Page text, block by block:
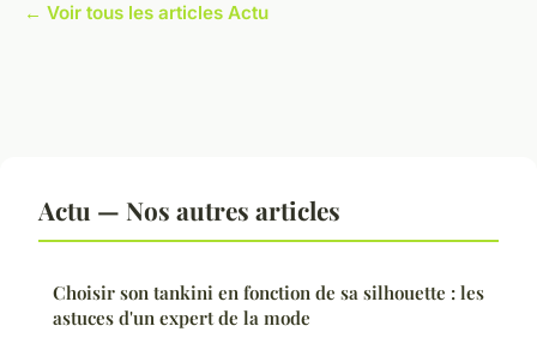
← Voir tous les articles Actu
Actu — Nos autres articles
Choisir son tankini en fonction de sa silhouette : les
astuces d'un expert de la mode